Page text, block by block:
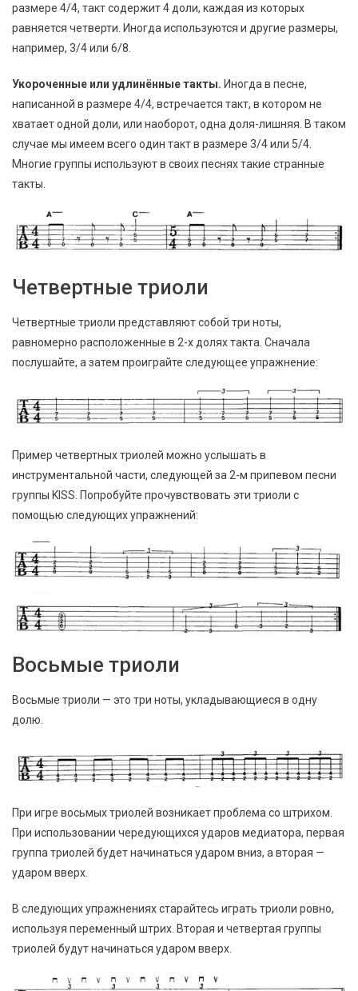
размере 4/4, такт содержит 4 доли, каждая из которых
равняется четверти. Иногда используются и другие размеры,
например, 3/4 или 6/8.
Укороченные или удлинённые такты. Иногда в песне,
написанной в размере 4/4, встречается такт, в котором не
хватает одной доли, или наоборот, одна доля-лишняя. В таком
случае мы имеем всего один такт в размере 3/4 или 5/4.
Многие группы используют в своих песнях такие странные
такты.
Четвертные триоли
Четвертные триоли представляют собой три ноты,
равномерно расположенные в 2-х долях такта. Сначала
послушайте, а затем проиграйте следующее упражнение:
Пример четвертных триолей можно услышать в
инструментальной части, следующей за 2-м припевом песни
группы KISS. Попробуйте прочувствовать эти триоли с
помощью следующих упражнений:
Восьмые триоли
Восьмые триоли — это три ноты, укладывающиеся в одну
долю.
При игре восьмых триолей возникает проблема со штрихом.
При использовании чередующихся ударов медиатора, первая
группа триолей будет начинаться ударом вниз, а вторая —
ударом вверх.
В следующих упражнениях старайтесь играть триоли ровно,
используя переменный штрих. Вторая и четвертая группы
триолей будут начинаться ударом вверх.